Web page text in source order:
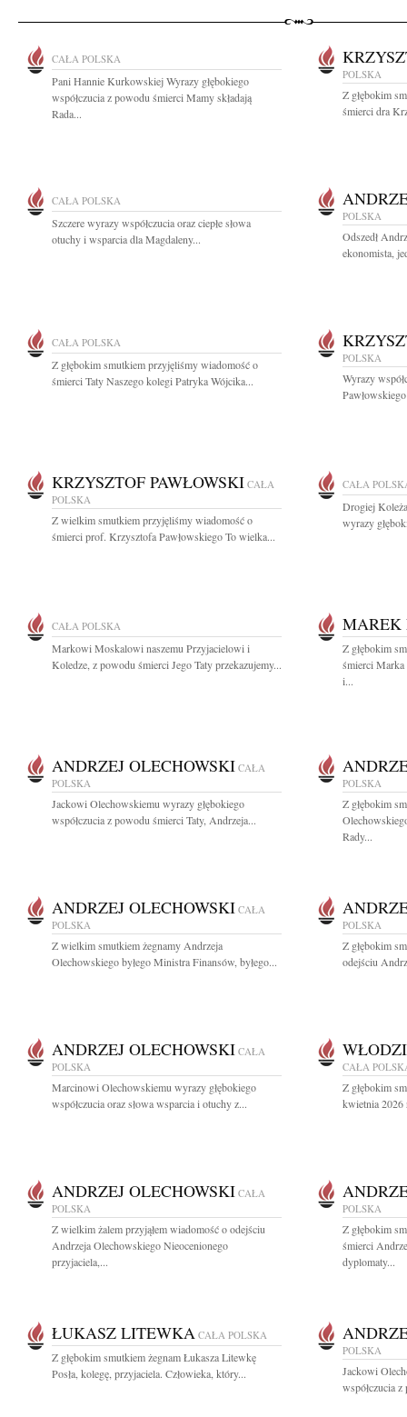
CAŁA POLSKA
Pani Hannie Kurkowskiej Wyrazy głębokiego
współczucia z powodu śmierci Mamy składają
Rada...
POLSKA
Z głębokim
śmierci dra
CAŁA POLSKA
Szczere wyrazy współczucia oraz ciepłe słowa
otuchy i wsparcia dla Magdaleny...
POLSKA
Odszedł
ekonomista,
CAŁA POLSKA
Z głębokim smutkiem przyjęliśmy wiadomość o
śmierci Taty Naszego kolegi Patryka Wójcika...
POLSKA
Wyrazy
KRZYSZTOF PAWŁOWSKI CAŁA
POLSKA
Z wielkim smutkiem przyjęliśmy wiadomość o
śmierci prof. Krzysztofa Pawłowskiego To wielka...
CAŁA
Drogiej
wyrazy
CAŁA POLSKA
Markowi Moskalowi naszemu Przyjacielowi i
Koledze, z powodu śmierci Jego Taty przekazujemy...
MAREK
Z głębokim
śmierci Marka
i...
ANDRZEJ OLECHOWSKI CAŁA
POLSKA
Jackowi Olechowskiemu wyrazy głębokiego
współczucia z powodu śmierci Taty, Andrzeja...
POLSKA
Z głębokim
Rady...
ANDRZEJ OLECHOWSKI CAŁA
POLSKA
Z wielkim smutkiem żegnamy Andrzeja
Olechowskiego byłego Ministra Finansów, byłego...
POLSKA
Z głębokim
odejściu
ANDRZEJ OLECHOWSKI CAŁA
POLSKA
Marcinowi Olechowskiemu wyrazy głębokiego
współczucia oraz słowa wsparcia i otuchy z...
CAŁA
Z głębokim
kwietnia 2026
ANDRZEJ OLECHOWSKI CAŁA
POLSKA
Z wielkim żalem przyjąłem wiadomość o odejściu
Andrzeja Olechowskiego Nieocenionego
przyjaciela,...
POLSKA
Z głębokim
śmierci
dyplomaty...
ŁUKASZ LITEWKA CAŁA POLSKA
Z głębokim smutkiem żegnam Łukasza Litewkę
Posła, kolegę, przyjaciela. Człowieka, który...
POLSKA
Jackowi
współczucia